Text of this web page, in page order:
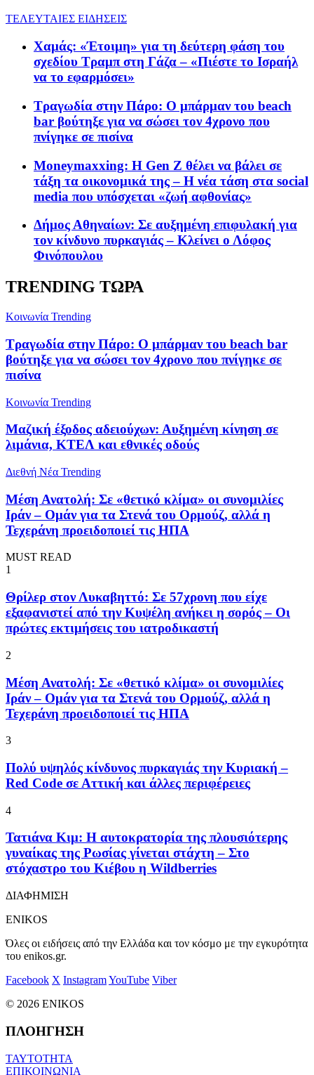
ΤΕΛΕΥΤΑΙΕΣ ΕΙΔΗΣΕΙΣ
Χαμάς: «Έτοιμη» για τη δεύτερη φάση του
σχεδίου Τραμπ στη Γάζα – «Πιέστε το Ισραήλ
να το εφαρμόσει»
Τραγωδία στην Πάρο: Ο μπάρμαν του beach
bar βούτηξε για να σώσει τον 4χρονο που
πνίγηκε σε πισίνα
Moneymaxxing: Η Gen Z θέλει να βάλει σε
τάξη τα οικονομικά της – Η νέα τάση στα social
media που υπόσχεται «ζωή αφθονίας»
Δήμος Αθηναίων: Σε αυξημένη επιφυλακή για
τον κίνδυνο πυρκαγιάς – Κλείνει ο Λόφος
Φινόπουλου
TRENDING ΤΩΡΑ
Κοινωνία Trending
Τραγωδία στην Πάρο: Ο μπάρμαν του beach bar
βούτηξε για να σώσει τον 4χρονο που πνίγηκε σε
πισίνα
Κοινωνία Trending
Μαζική έξοδος αδειούχων: Αυξημένη κίνηση σε
λιμάνια, ΚΤΕΛ και εθνικές οδούς
Διεθνή Νέα Trending
Μέση Ανατολή: Σε «θετικό κλίμα» οι συνομιλίες
Ιράν – Ομάν για τα Στενά του Ορμούζ, αλλά η
Τεχεράνη προειδοποιεί τις ΗΠΑ
MUST READ
1
Θρίλερ στον Λυκαβηττό: Σε 57χρονη που είχε
εξαφανιστεί από την Κυψέλη ανήκει η σορός – Οι
πρώτες εκτιμήσεις του ιατροδικαστή
2
Μέση Ανατολή: Σε «θετικό κλίμα» οι συνομιλίες
Ιράν – Ομάν για τα Στενά του Ορμούζ, αλλά η
Τεχεράνη προειδοποιεί τις ΗΠΑ
3
Πολύ υψηλός κίνδυνος πυρκαγιάς την Κυριακή –
Red Code σε Αττική και άλλες περιφέρειες
4
Τατιάνα Κιμ: Η αυτοκρατορία της πλουσιότερης
γυναίκας της Ρωσίας γίνεται στάχτη – Στο
στόχαστρο του Κιέβου η Wildberries
ΔΙΑΦΗΜΙΣΗ
ENIKOS
Όλες οι ειδήσεις από την Ελλάδα και τον κόσμο με την εγκυρότητα
του enikos.gr.
Facebook X InstagramYouTube Viber
© 2026 ENIKOS
ΠΛΟΗΓΗΣΗ
ΤΑΥΤΟΤΗΤΑ
ΕΠΙΚΟΙΝΩΝΙΑ